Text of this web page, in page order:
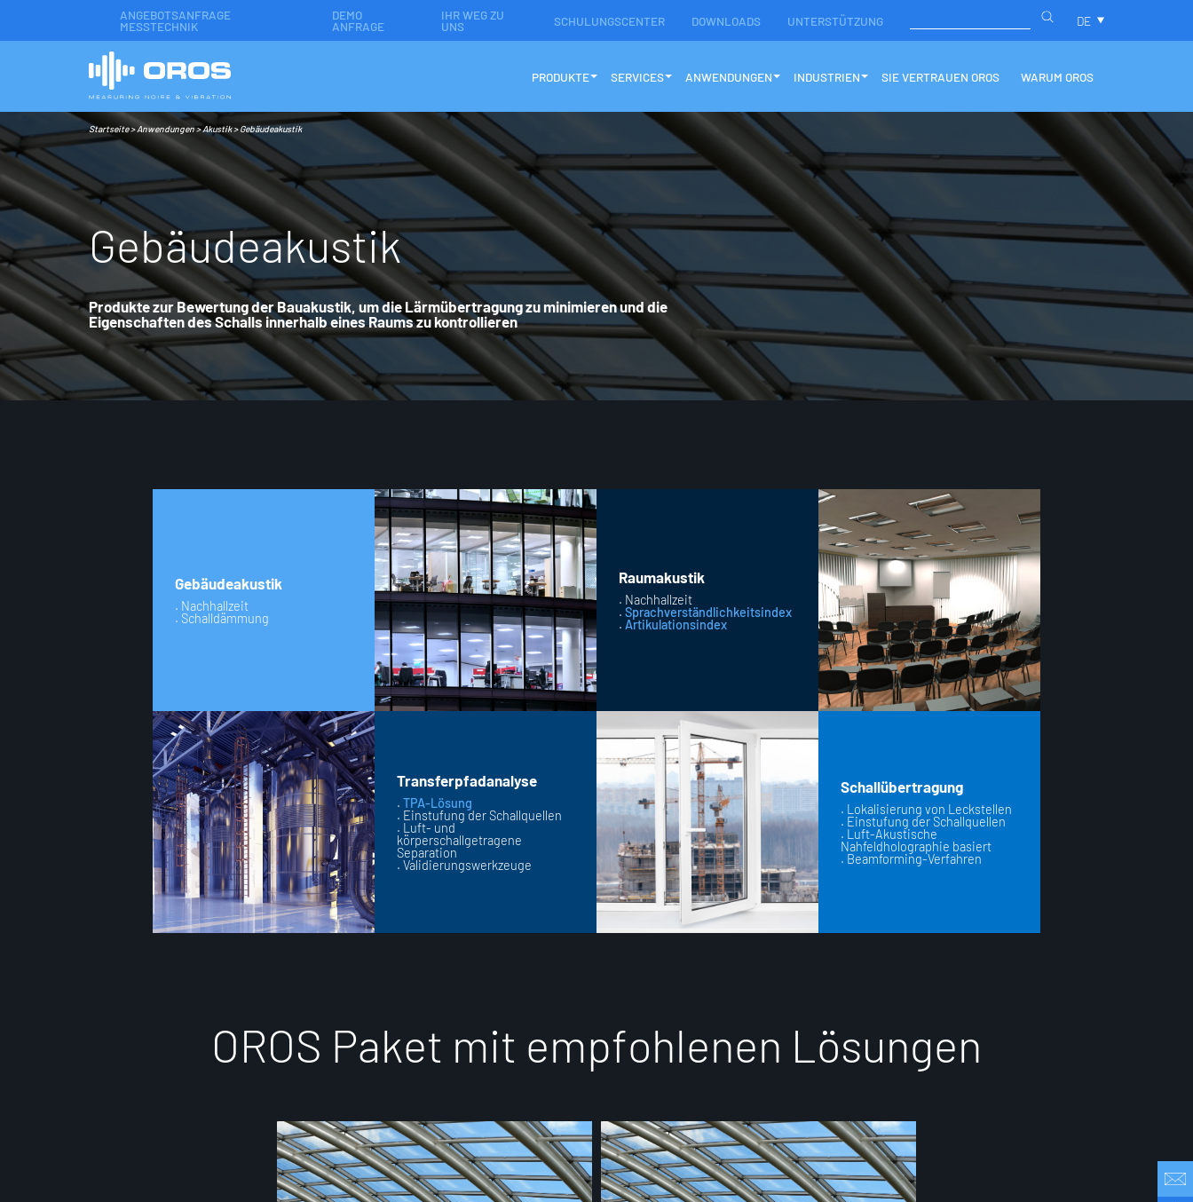
ANGEBOTSANFRAGE
MESSTECHNIK
DEMO
ANFRAGE
IHR WEG ZU
UNS SCHULUNGSCENTER DOWNLOADS UNTERSTÜTZUNG DE
PRODUKTE SERVICES ANWENDUNGEN INDUSTRIEN SIE VERTRAUEN OROS WARUM OROS
Startseite>Anwendungen>Akustik>Gebäudeakustik
Gebäudeakustik
Produkte zur Bewertung der Bauakustik, um die Lärmübertragung zu minimieren und die
Eigenschaften des Schalls innerhalb eines Raums zu kontrollieren
Gebäudeakustik
. Nachhallzeit
. Schalldämmung
Raumakustik
. Nachhallzeit
. Sprachverständlichkeitsindex
. Artikulationsindex
Transferpfadanalyse
. TPA-Lösung
. Einstufung der Schallquellen
. Luft- und
körperschallgetragene
Separation
. Validierungswerkzeuge
Schallübertragung
. Lokalisierung von Leckstellen
. Einstufung der Schallquellen
. Luft-Akustische
Nahfeldholographie basiert
. Beamforming-Verfahren
OROS Paket mit empfohlenen L ösungen